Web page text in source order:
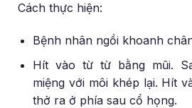
Cách thực hiện:
Bệnh nhân ngồi khoanh
Hít vào từ từ bằng mũi.
miệng với môi khép lại. Hít
thở ra ở phía sau cổ họng.